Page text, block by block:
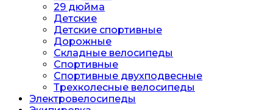
29 дюйма
Детские
Детские спортивные
Дорожные
Складные велосипеды
Спортивные
Спортивные двухподвесные
Трехколесные велосипеды
Электровелосипеды